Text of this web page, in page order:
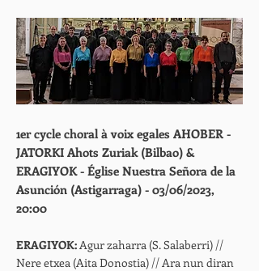
1er cycle choral à voix egales AHOBER -
JATORKI Ahots Zuriak (Bilbao) &
ERAGIYOK - Église Nuestra Señora de la
Asunción (Astigarraga) - 03/06/2023,
20:00
ERAGIYOK:Agur zaharra (S. Salaberri) //
Nere etxea (Aita Donostia) // Ara nun diran